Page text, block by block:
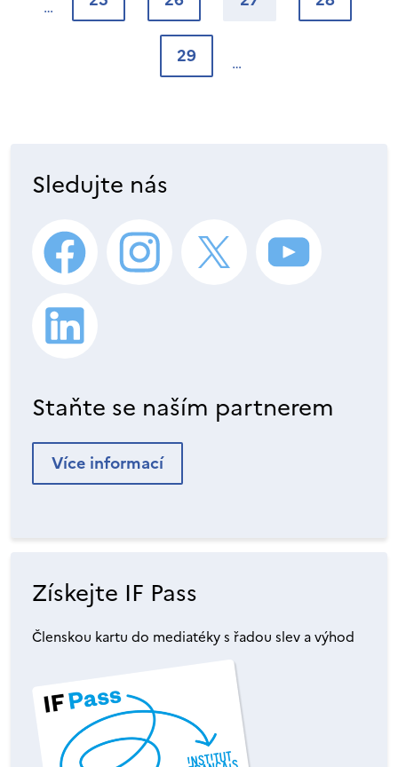
29
Sledujte nás
Staňte se naším partnerem
Více informací
Získejte IF Pass
Členskou kartu do mediatéky s řadou slev a výhod